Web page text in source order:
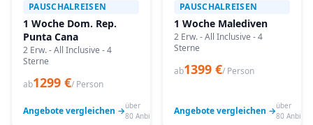
PAUSCHALREISEN
1 Woche Dom. Rep.
Punta Cana
2 Erw. - All Inclusive - 4
Sterne
ab1299 €/ Person
Angebote vergleichen →über
80 Anbieter
PAUSCHALREISEN
1 Woche Malediven
2 Erw. - All Inclusive - 4
Sterne
ab1399 €/ Person
Angebote vergleichen →über
80